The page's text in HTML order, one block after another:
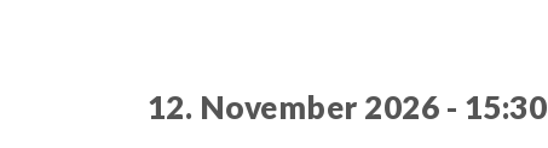
12. November 2026 - 15:30